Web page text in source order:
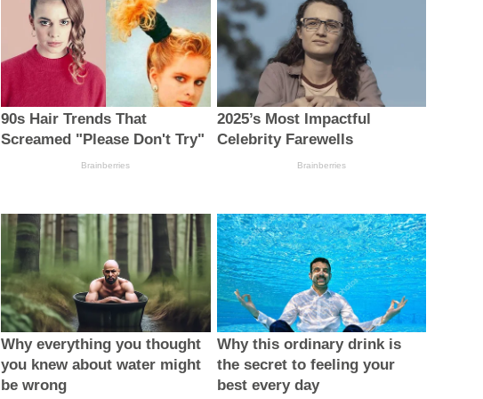
90s Hair Trends That
Screamed "Please Don't Try"
Brainberries
2025’s Most Impactful
Celebrity Farewells
Brainberries
Why everything you thought
you knew about water might
be wrong
Why this ordinary drink is
the secret to feeling your
best every day